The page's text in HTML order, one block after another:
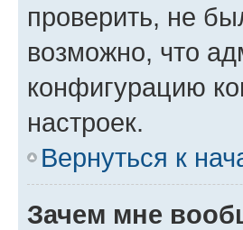
проверить, не
возможно, что
конфигурацию
настроек.
Вернуться к
Зачем мне